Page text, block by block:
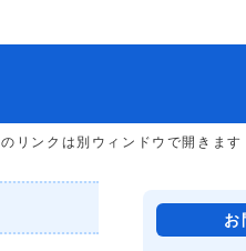
リンクは別ウィンドウで開きます
お